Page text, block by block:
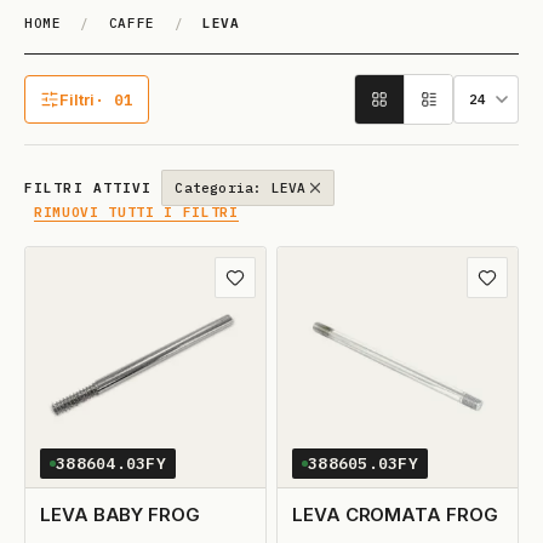
HOME / CAFFE / LEVA
LEVA
Filtri · 01
1 filtro attivo
FILTRI ATTIVI
Categoria: LEVA
RIMUOVI TUTTI I FILTRI
Aggiungi ai preferiti
388604.03FY
LEVA BABY FROG
388605.03FY
LEVA CROMATA FROG